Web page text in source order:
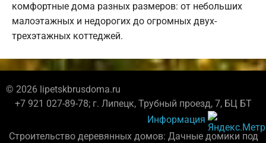
комфортные дома разных размеров: от небольших
малоэтажных и недорогих до огромных двух-
трехэтажных коттеджей.
© 2026 lipetskbrusdoma.ru
+7 921 027-89-78; г. Липецк, Трубный проезд, 7, БЦ БТ
Информация
Строительство деревянных домов: Дачные домики под